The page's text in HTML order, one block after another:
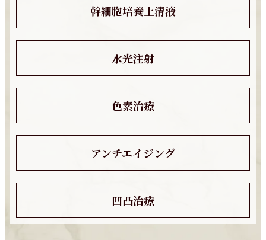
幹細胞培養上清液
水光注射
色素治療
アンチエイジング
凹凸治療